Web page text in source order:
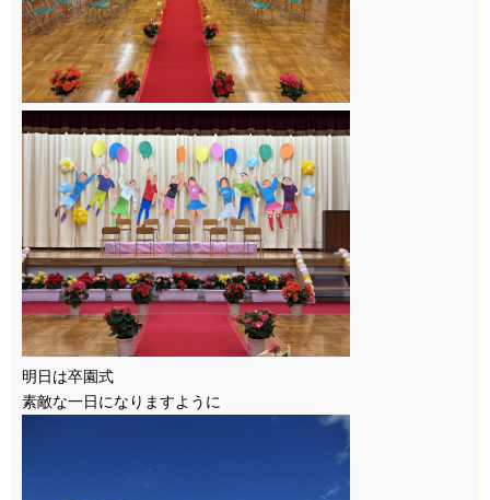
明日は卒園式
素敵な一日になりますように